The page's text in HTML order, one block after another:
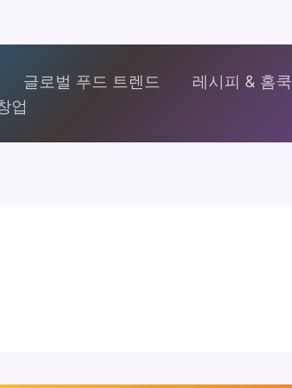
글로벌 푸드 트렌드 레시피 & 홈쿡
업